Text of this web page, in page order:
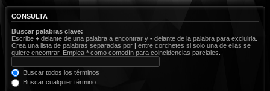
CONSULTA
Buscar palabras clave:
Escribe + delante de una palabra a encontrar y - delante de la palabra para excluirla.
Crea una lista de palabras separadas por | entre corchetes si solo una de ellas se
quiere encontrar. Emplea * como comodín para coincidencias parciales.
Buscar todos los términos
Buscar cualquier término